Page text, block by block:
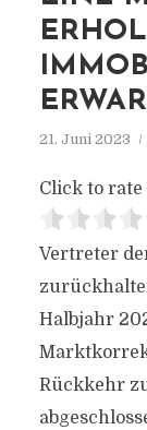
21. Juni 2023
Click to rate
Vertreter
Halbjahr
Rückkehr